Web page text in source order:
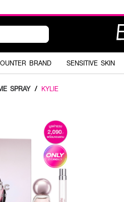
BRAND SENSITIVE SKIN
SPRAY / KYLIE